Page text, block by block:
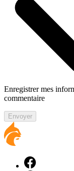
Enregistrer mes
commentaire
Envoyer